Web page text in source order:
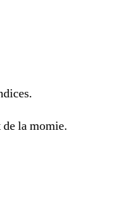
la momie.